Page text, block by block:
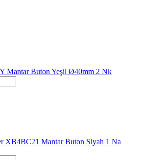
Mantar Buton Yeşil Ø40mm 2 Nk
XB4BC21 Mantar Buton Siyah 1 Na